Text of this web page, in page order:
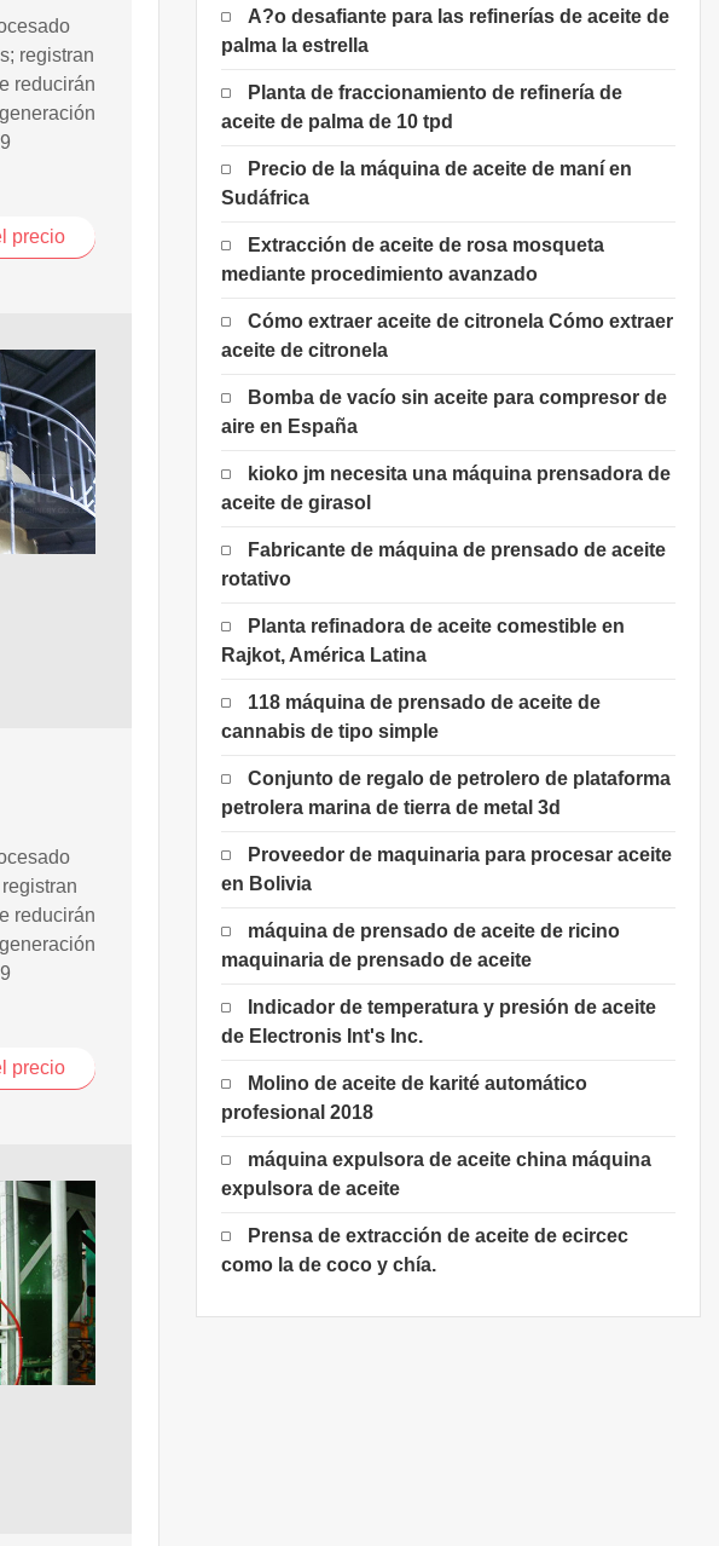
registran
reducirán
precio
reducirán
precio
A?o desafiante para las refinerías de aceite de
palma la estrella
Planta de fraccionamiento de refinería de
aceite de palma de 10 tpd
Precio de la máquina de aceite de maní en
Sudáfrica
Extracción de aceite de rosa mosqueta
mediante procedimiento avanzado
Cómo extraer aceite de citronela Cómo extraer
aceite de citronela
Bomba de vacío sin aceite para compresor de
aire en España
kioko jm necesita una máquina prensadora de
aceite de girasol
Fabricante de máquina de prensado de aceite
rotativo
Planta refinadora de aceite comestible en
Rajkot, América Latina
118 máquina de prensado de aceite de
cannabis de tipo simple
Conjunto de regalo de petrolero de plataforma
petrolera marina de tierra de metal 3d
Proveedor de maquinaria para procesar aceite
en Bolivia
máquina de prensado de aceite de ricino
maquinaria de prensado de aceite
Indicador de temperatura y presión de aceite
de Electronis Int's Inc.
Molino de aceite de karité automático
profesional 2018
máquina expulsora de aceite china máquina
expulsora de aceite
Prensa de extracción de aceite de ecircec
como la de coco y chía.